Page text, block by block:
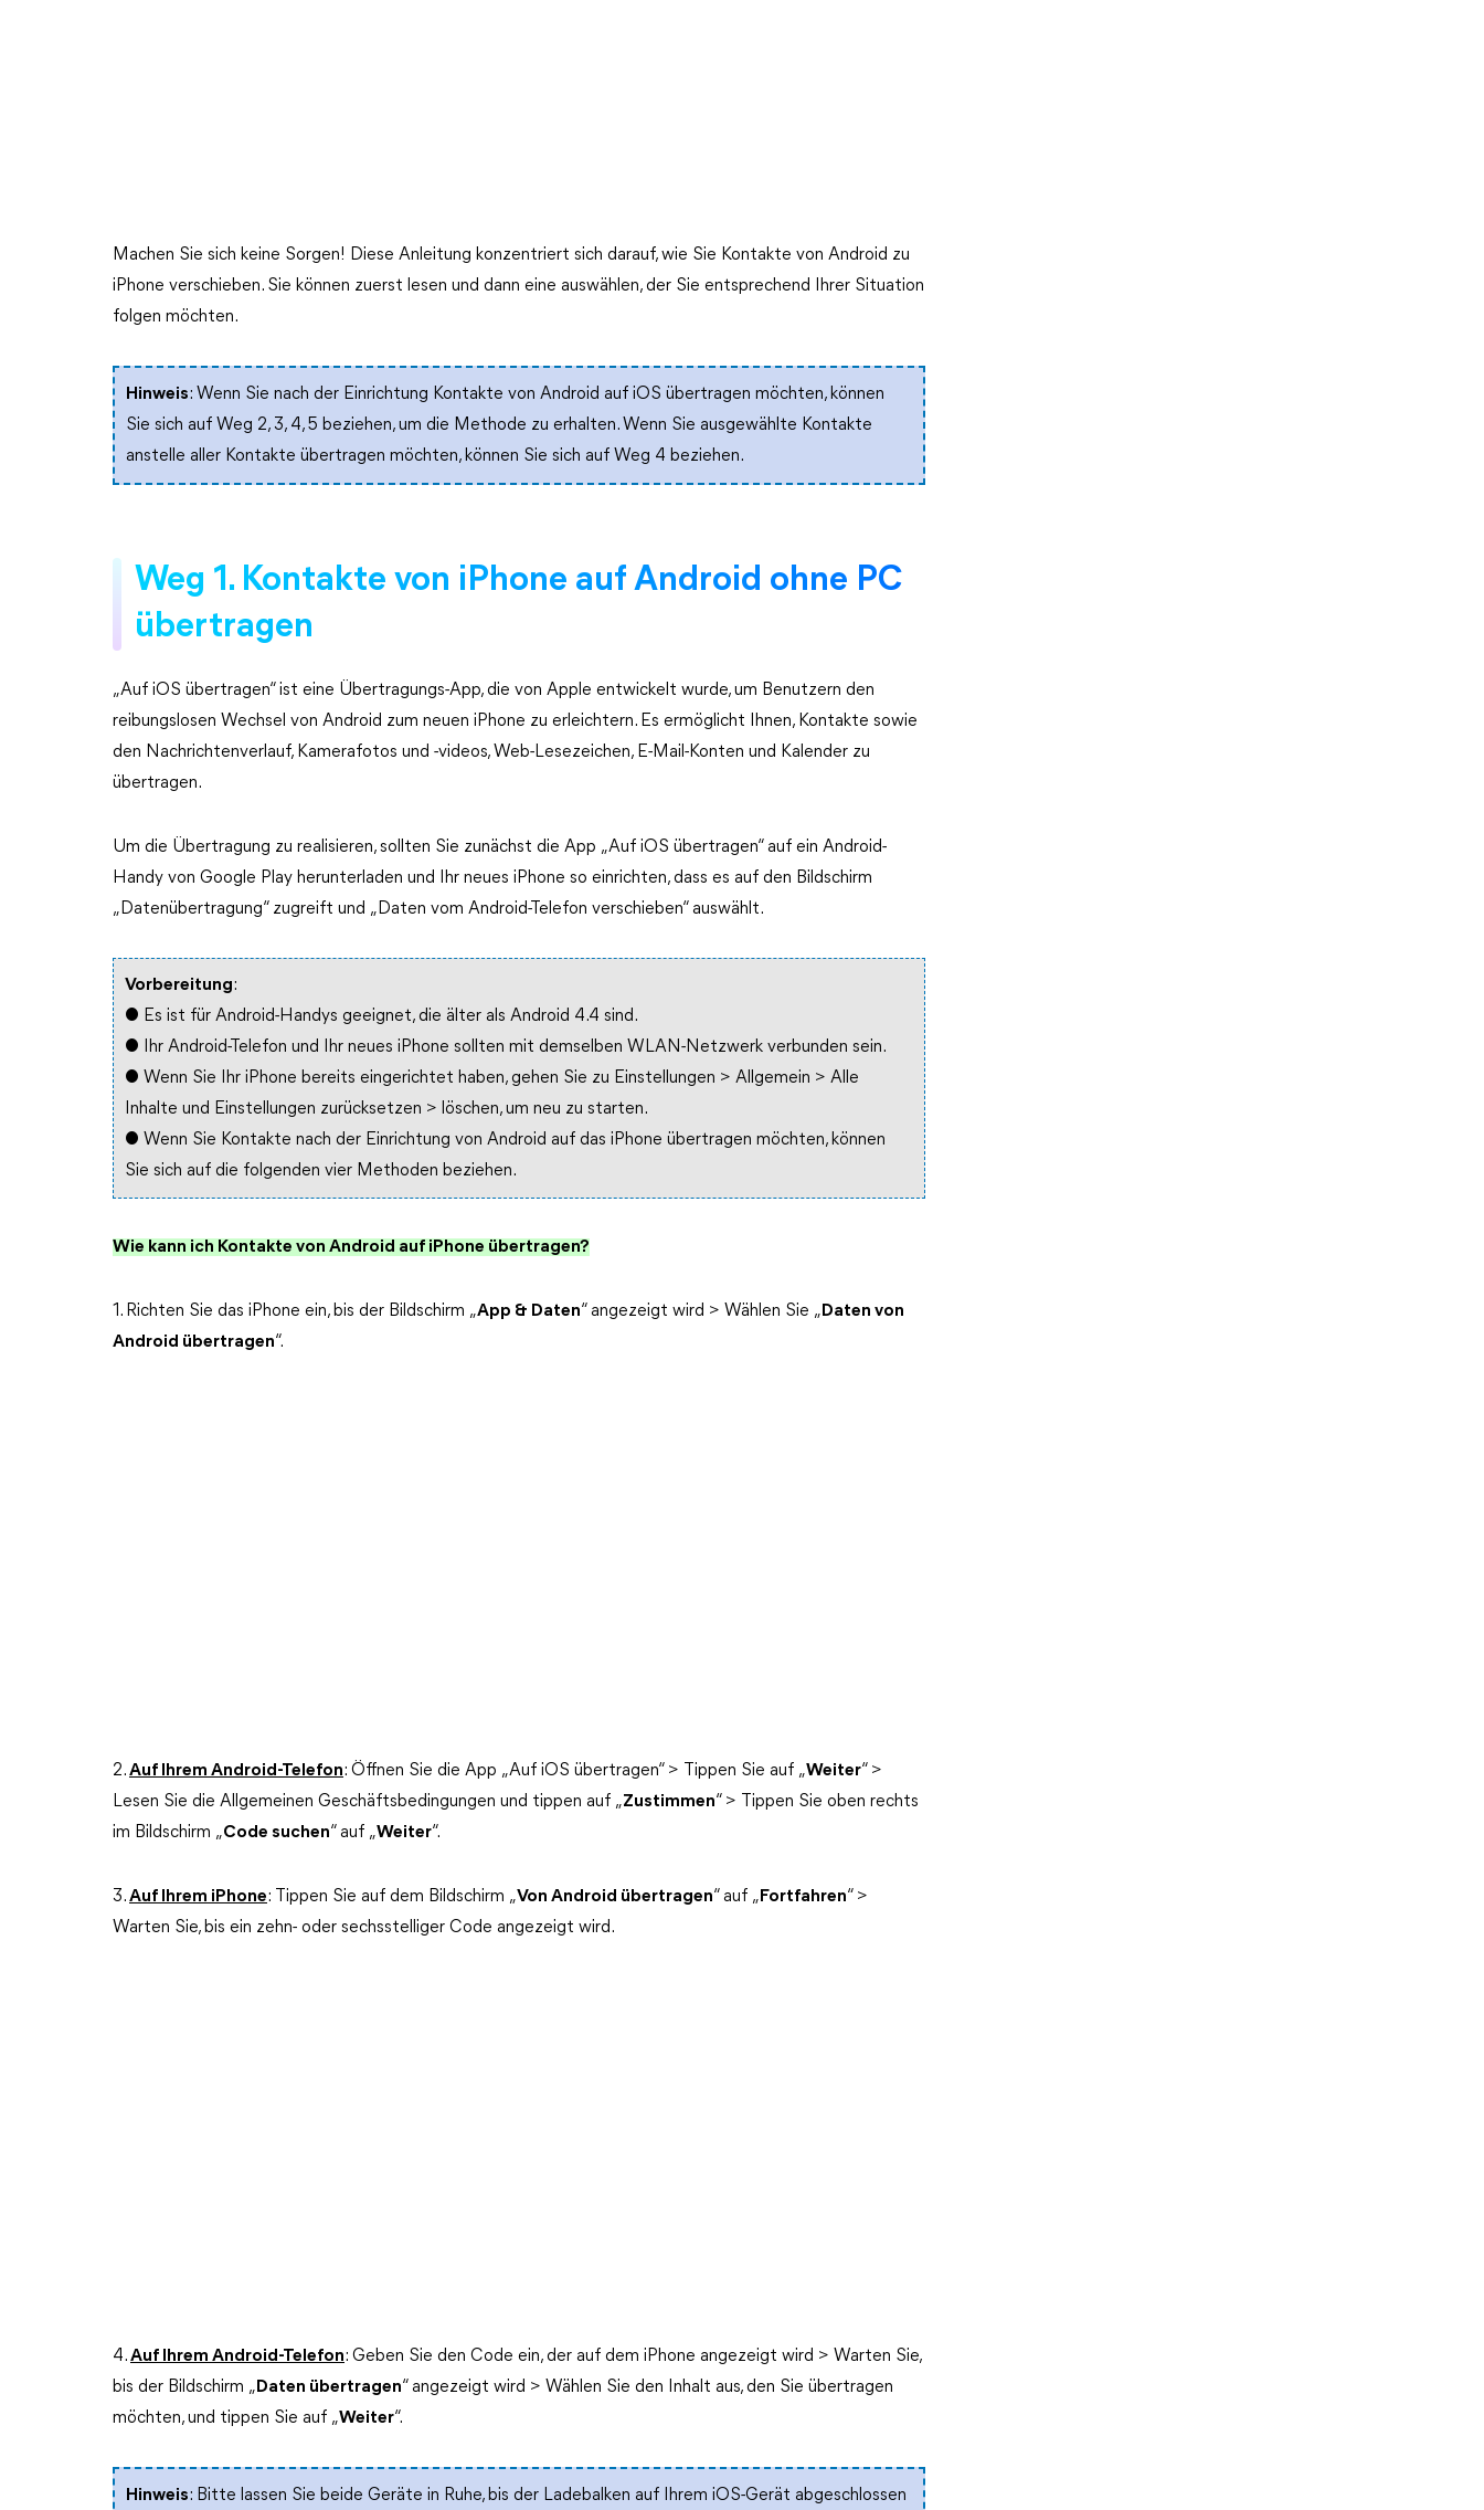
Machen Sie sich keine Sorgen! Diese Anleitung konzentriert sich darauf, wie Sie Kontakte von Android zu
iPhone verschieben. Sie können zuerst lesen und dann eine auswählen, der Sie entsprechend Ihrer Situation
folgen möchten.
Hinweis: Wenn Sie nach der Einrichtung Kontakte von Android auf iOS übertragen möchten, können
Sie sich auf Weg 2, 3, 4, 5 beziehen, um die Methode zu erhalten. Wenn Sie ausgewählte Kontakte
anstelle aller Kontakte übertragen möchten, können Sie sich auf Weg 4 beziehen.
Weg 1. Kontakte von iPhone auf Android ohne PC
übertragen
„Auf iOS übertragen“ ist eine Übertragungs-App, die von Apple entwickelt wurde, um Benutzern den
reibungslosen Wechsel von Android zum neuen iPhone zu erleichtern. Es ermöglicht Ihnen, Kontakte sowie
den Nachrichtenverlauf, Kamerafotos und -videos, Web-Lesezeichen, E-Mail-Konten und Kalender zu
übertragen.
Um die Übertragung zu realisieren, sollten Sie zunächst die App „Auf iOS übertragen“ auf ein Android-
Handy von Google Play herunterladen und Ihr neues iPhone so einrichten, dass es auf den Bildschirm
„Datenübertragung“ zugreift und „Daten vom Android-Telefon verschieben“ auswählt.
Vorbereitung:
● Es ist für Android-Handys geeignet, die älter als Android 4.4 sind.
● Ihr Android-Telefon und Ihr neues iPhone sollten mit demselben WLAN-Netzwerk verbunden sein.
● Wenn Sie Ihr iPhone bereits eingerichtet haben, gehen Sie zu Einstellungen > Allgemein > Alle
Inhalte und Einstellungen zurücksetzen > löschen, um neu zu starten.
● Wenn Sie Kontakte nach der Einrichtung von Android auf das iPhone übertragen möchten, können
Sie sich auf die folgenden vier Methoden beziehen.
Wie kann ich Kontakte von Android auf iPhone übertragen?
1. Richten Sie das iPhone ein, bis der Bildschirm „App & Daten“ angezeigt wird > Wählen Sie „ Daten von
Android übertragen“.
2.Auf Ihrem Android-Telefon: Öffnen Sie die App „Auf iOS übertragen“ > Tippen Sie auf „Weiter“ >
Lesen Sie die Allgemeinen Geschäftsbedingungen und tippen auf „Zustimmen“ > Tippen Sie oben rechts
im Bildschirm „Code suchen“ auf „Weiter“.
3.Auf Ihrem iPhone: Tippen Sie auf dem Bildschirm „Von Android übertragen“ auf „ Fortfahren“ >
Warten Sie, bis ein zehn- oder sechsstelliger Code angezeigt wird.
4.Auf Ihrem Android-Telefon: Geben Sie den Code ein, der auf dem iPhone angezeigt wird > Warten Sie,
bis der Bildschirm „ Daten übertragen“ angezeigt wird > Wählen Sie den Inhalt aus, den Sie übertragen
möchten, und tippen Sie auf „Weiter“.
Hinweis: Bitte lassen Sie beide Geräte in Ruhe, bis der Ladebalken auf Ihrem iOS-Gerät abgeschlossen